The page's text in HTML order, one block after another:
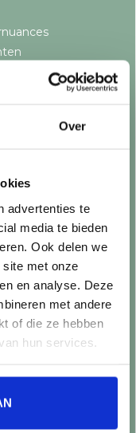
Over
advertenties te
media te bieden
Ook delen we
met onze
en analyse. Deze
met andere
of die ze hebben
hun services.